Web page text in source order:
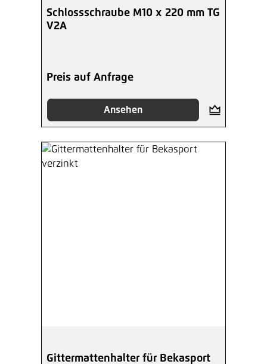
Schlossschraube M10 x 220 mm TG
V2A
Preis auf Anfrage
Ansehen
Gittermattenhalter für Bekasport